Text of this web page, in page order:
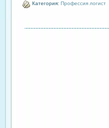
Категория: Профессия логист